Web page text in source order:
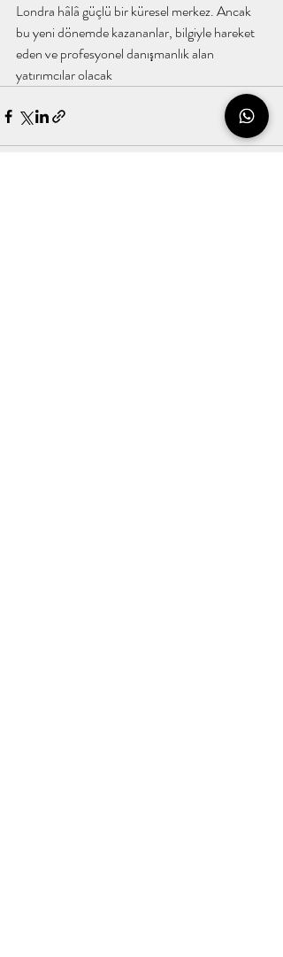
Londra hâlâ güçlü bir küresel merkez. Ancak
bu yeni dönemde kazananlar, bilgiyle hareket
eden ve profesyonel danışmanlık alan
yatırımcılar olacak